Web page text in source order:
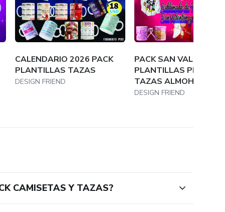
CALENDARIO 2026 PACK
PLANTILLAS TAZAS
DESIGN FRIEND
PACK SAN VALENTIN
PLANTILLAS PLAYERAS
TAZAS ALMOHADAS
DESIGN FRIEND
CAMISETAS Y TAZAS?